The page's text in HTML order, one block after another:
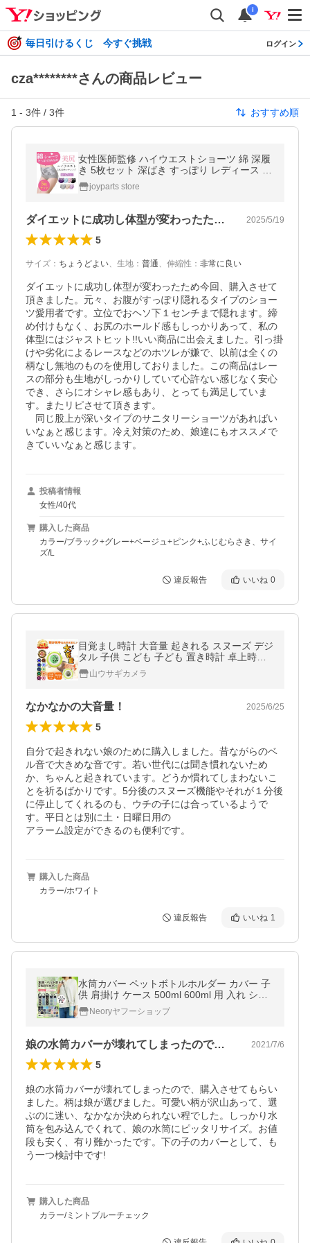
i
毎日引けるくじ 今すぐ挑戦 ログイン
cza********さんの商品レビュー
1 - 3件 / 3件 おすすめ順
女性医師監修 ハイウエストショーツ 綿 深履
き 5枚セット 深ばき すっぽり レディース パ
ンツ 無地 女性 下着 フィット感 保温 冷え性
対策 温活ショーツ
joyparts store
ダイエットに成功し体型が変わったため今… 2025/5/19
5
サイズ ： ちょうどよい、 生地 ： 普通、 伸縮性 ： 非常に良い
ダイエットに成功し体型が変わったため今回、購入させて
頂きました。元々、お腹がすっぽり隠れるタイプのショー
ツ愛用者です。立位でおヘソ下１センチまで隠れます。締
め付けもなく、お尻のホールド感もしっかりあって、私の
体型にはジャストヒット!!いい商品に出会えました。引っ掛
けや劣化によるレースなどのホツレが嫌で、以前は全くの
柄なし無地のものを使用しておりました。この商品はレー
スの部分も生地がしっかりしていて心許ない感じなく安心
でき、さらにオシャレ感もあり、とっても満足していま
す。またリピさせて頂きます。
同じ股上が深いタイプのサニタリーショーツがあればい
いなぁと感じます。冷え対策のため、娘達にもオススメで
きていいなぁと感じます。
投稿者情報
女性/40代
購入した商品
カラー/ブラック+グレー+ベージュ+ピンク+ふじむらさき、サイ
ズ/L
違反報告 いいね 0
目覚まし時計 大音量 起きれる スヌーズ デジ
タル 子供 こども 子ども 置き時計 卓上時計
アラーム プレゼント
山ウサギカメラ
なかなかの大音量！ 2025/6/25
5
自分で起きれない娘のために購入しました。昔ながらのベ
ル音で大きめな音です。若い世代には聞き慣れないため
か、ちゃんと起きれています。どうか慣れてしまわないこ
とを祈るばかりです。5分後のスヌーズ機能やそれが１分後
に停止してくれるのも、ウチの子には合っているようで
す。平日とは別に土・日曜日用の
購入した商品
カラー/ホワイト
違反報告 いいね 1
水筒カバー ペットボトルホルダー カバー 子
供 肩掛け ケース 500ml 600ml 用 入れ ショ
ルダー 保護 ストラップ ポイント利用 爆買
Neoryヤフーショップ
娘の水筒カバーが壊れてしまったので、購… 2021/7/6
5
娘の水筒カバーが壊れてしまったので、購入させてもらい
ました。柄は娘が選びました。可愛い柄が沢山あって、選
ぶのに迷い、なかなか決められない程でした。しっかり水
筒を包み込んでくれて、娘の水筒にピッタリサイズ。お値
段も安く、有り難かったです。下の子のカバーとして、も
う一つ検討中です!
購入した商品
カラー/ミントブルーチェック